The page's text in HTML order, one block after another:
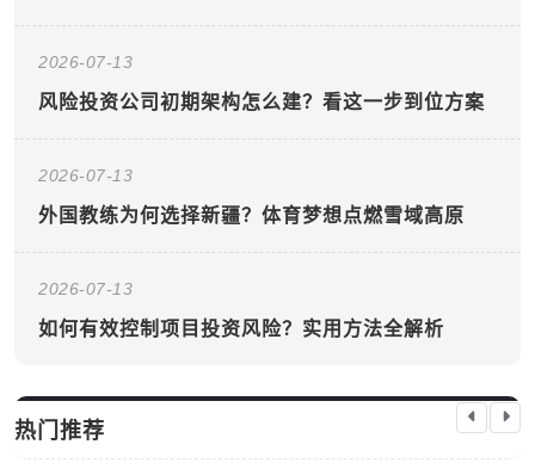
2026-07-13
风险投资公司初期架构怎么建？看这一步到位方案
2026-07-13
外国教练为何选择新疆？体育梦想点燃雪域高原
2026-07-13
如何有效控制项目投资风险？实用方法全解析
热门推荐